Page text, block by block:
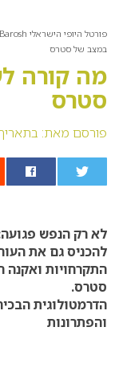
פורטל היופי הישראלי Barosh
במצב של סטרס
מה קורה
סטרס
פורסם מאת: בתאריך: 5 אפריל
לא רק הנפש
להכניס גם את
התקרחויות
סטרס.
הדרמטולוגית
והפתרונות